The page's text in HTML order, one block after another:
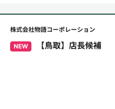
株式会社物語コーポレーション
NEW 【鳥取】店長候補